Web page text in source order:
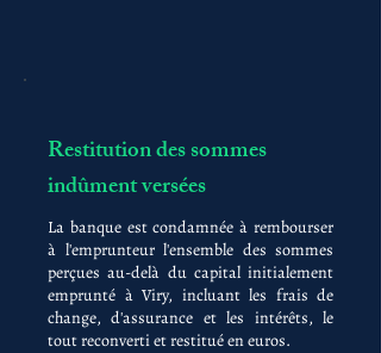
Restitution des sommes
indûment versées
La banque est condamnée à rembourser
à l'emprunteur l'ensemble des sommes
perçues au-delà du capital initialement
emprunté à Viry, incluant les frais de
change, d'assurance et les intérêts, le
tout reconverti et restitué en euros.